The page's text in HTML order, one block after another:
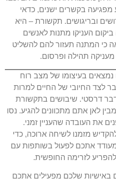
מפגיעה בקשרים ישנים, כדאי
ובריגושים. תקשורת – היא
העניקו מתנות לאנשים
כי המתנה תעזור להם להשליט
מעניקה תהילה ופרסום.
בעיצומו של מצב רוח
לצד החיובי של החיים למרות
דרסטי. שיבושים בתקשורת
לאן אתם מתכוונים להגיע. נסו
את העובדה שהעניין זמני.
מזמנו לשיחה ארוכה, כדי
אתכם לפעול בשותפות עם
לזרימה החופשית.
באישיות שלכם מפעילים אתכם